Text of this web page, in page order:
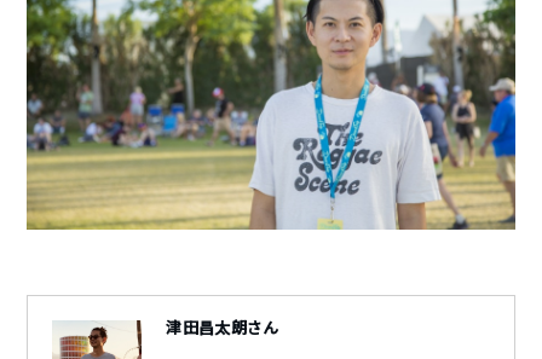
津田昌太朗さん